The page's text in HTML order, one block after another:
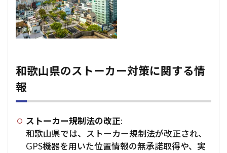
和歌山県のストーカー対策に関する情
報
ストーカー規制法の改正:
和歌山県では、ストーカー規制法が改正され、
GPS機器を用いた位置情報の無承諾取得や、実